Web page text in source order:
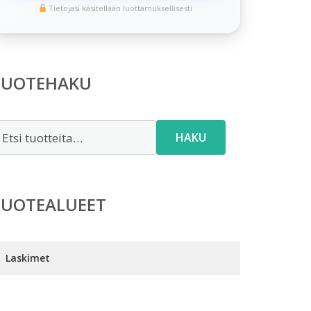
Tietojasi käsitellään luottamuksellisesti
HAKU
Laskimet